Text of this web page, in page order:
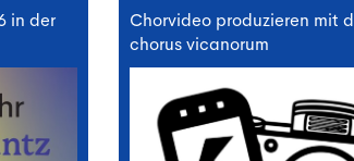
in der
Chorvideo produzieren mit
chorus vicanorum